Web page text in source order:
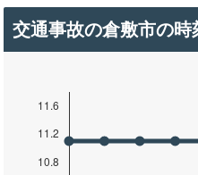
交通事故の倉敷市の時